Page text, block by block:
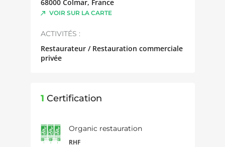
68000 Colmar, France
VOIR SUR LA CARTE
ACTIVITÉS :
Restaurateur / Restauration commerciale
privée
1 Certification
Organic restauration
RHF